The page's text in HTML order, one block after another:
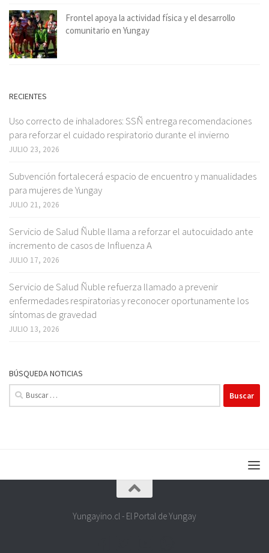
Frontel apoya la actividad física y el desarrollo
comunitario en Yungay
RECIENTES
Uso correcto de inhaladores: SSÑ entrega recomendaciones
para reforzar el cuidado respiratorio durante el invierno
JULIO 23, 2026
Subvención fortalecerá espacio de encuentro y manualidades
para mujeres de Yungay
JULIO 21, 2026
Servicio de Salud Ñuble llama a reforzar el autocuidado ante
incremento de casos de Influenza A
JULIO 17, 2026
Servicio de Salud Ñuble refuerza llamado a prevenir
enfermedades respiratorias y reconocer oportunamente los
síntomas de gravedad
JULIO 13, 2026
BÚSQUEDA NOTICIAS
Buscar:
Yungayino.cl - El Portal de Yungay